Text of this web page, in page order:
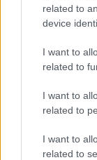
related to
device
I want to
related to
I want to
related to
I want to
related to